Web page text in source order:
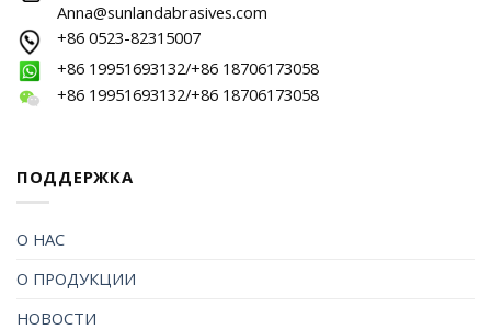
Anna@sunlandabrasives.com
+86 0523-82315007
+86 19951693132/+86 18706173058
+86 19951693132/+86 18706173058
ПОДДЕРЖКА
О НАС
О ПРОДУКЦИИ
НОВОСТИ